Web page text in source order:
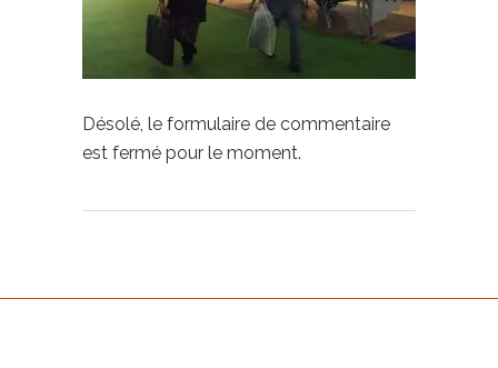
Désolé, le formulaire de commentaire
est fermé pour le moment.